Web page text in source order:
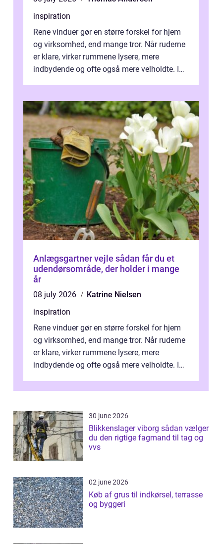
inspiration
Rene vinduer gør en større forskel for hjem
og virksomhed, end mange tror. Når ruderne
er klare, virker rummene lysere, mere
indbydende og ofte også mere velholdte. I
Anlægsgartner vejle sådan får du et
udendørsområde, der holder i mange
år
08 july 2026
Katrine Nielsen
inspiration
Rene vinduer gør en større forskel for hjem
og virksomhed, end mange tror. Når ruderne
er klare, virker rummene lysere, mere
indbydende og ofte også mere velholdte. I
30 june 2026
Blikkenslager viborg sådan vælger
du den rigtige fagmand til tag og
vvs
02 june 2026
Køb af grus til indkørsel, terrasse
og byggeri